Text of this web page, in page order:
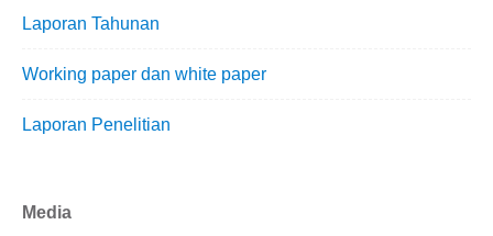
Laporan Tahunan
Working paper dan white paper
Laporan Penelitian
Media